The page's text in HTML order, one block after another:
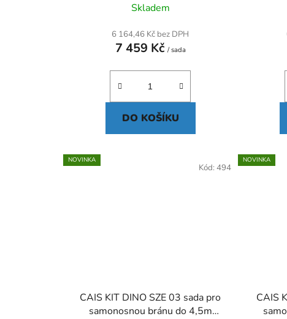
Skladem
6 164,46 Kč bez DPH
7 459 Kč / sada
DO KOŠÍKU
NOVINKA
CAIS KIT DINO SZE 03 sada pro
samonosnou bránu do 4,5m
Kód: 494
NOVINKA
CAIS